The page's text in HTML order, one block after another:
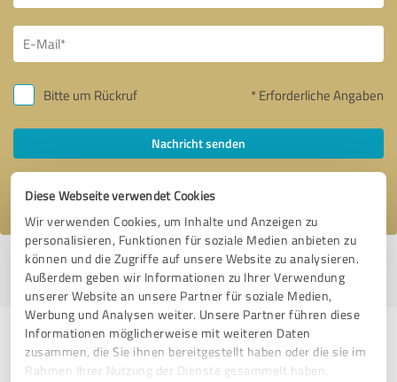
Diese Webseite verwendet Cookies
Wir verwenden Cookies, um Inhalte und Anzeigen zu
personalisieren, Funktionen für soziale Medien anbieten zu
können und die Zugriffe auf unsere Website zu analysieren.
Außerdem geben wir Informationen zu Ihrer Verwendung
unserer Website an unsere Partner für soziale Medien,
Werbung und Analysen weiter. Unsere Partner führen diese
Informationen möglicherweise mit weiteren Daten
zusammen, die Sie ihnen bereitgestellt haben oder die sie im
Rahmen Ihrer Nutzung der Dienste gesammelt haben.
Bitte um Rückruf * Erforderliche Angaben
Nachricht senden
Ich stimme den Datenschutzbestimmungen
Profil aktiv seit 15.10.2018 |Letzte Aktualisierung: 26.06.2026|Profil
melden
Erfahrungen zu weiteren
Anbietern aus dem Bereich